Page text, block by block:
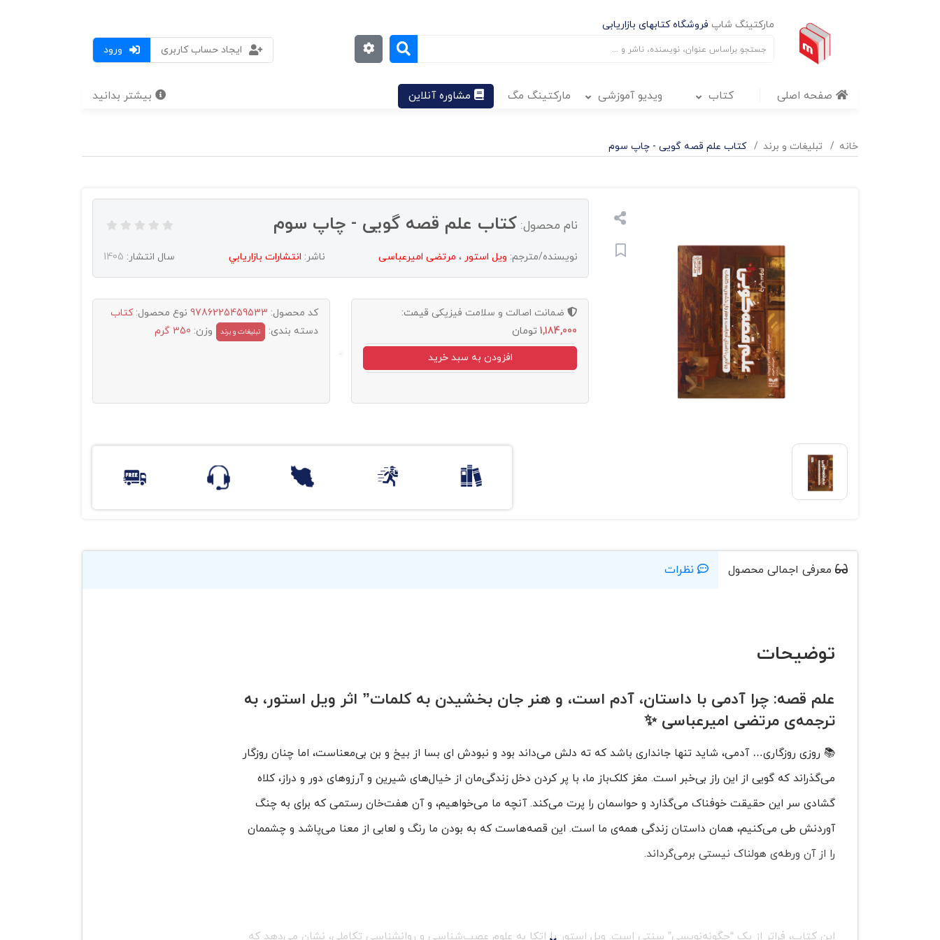
مارکتینگ شاپ فروشگاه کتابهای بازاریابی
ورود
ایجاد حساب کاربری
صفحه اصلی کتاب ویدیو آموزشی مارکتینگ مگ مشاوره آنلاین بیشتر بدانید
خانه تبليغات و برند کتاب علم قصه گویی - چاپ سوم
نام محصول: کتاب علم قصه گویی - چاپ سوم
نویسنده/مترجم: ویل استور ، مرتضی امیرعباسی ناشر: انتشارات بازاريابي سال انتشار: 1405
ضمانت اصالت و سلامت فیزیکی قیمت:
1,184,000 تومان
افزودن به سبد خرید
کد محصول: 9786225459533 نوع محصول:کتاب
دسته بندی:
تبليغات و برند وزن: 350 گرم
معرفی اجمالی محصول نظرات
توضیحات
علم قصه: چرا آدمی با داستان، آدم است، و هنر جان بخشیدن به کلمات” اثر ویل استور، به
ترجمه‌ی مرتضی امیرعباسی ✨
📚 روزی روزگاری… آدمی، شاید تنها جانداری باشد که ته دلش می‌داند بود و نبودش ای بسا از بیخ و بن بی‌معناست، اما چنان روزگار
می‌گذراند که گویی از این راز بی‌خبر است. مغز کلک‌باز ما، با پر کردن دخل زندگی‌مان از خیال‌های شیرین و آرزوهای دور و دراز، کلاه
گشادی سر این حقیقت خوفناک می‌گذارد و حواسمان را پرت می‌کند. آنچه ما می‌خواهیم، و آن هفت‌خان رستمی که برای به چنگ
آوردنش طی می‌کنیم، همان داستان زندگی همه‌ی ما است. این قصه‌هاست که به بودن ما رنگ و لعابی از معنا می‌پاشد و چشممان
را از آن ورطه‌ی هولناک نیستی برمی‌گرداند.
این کتاب، فراتر از یک “چگونه‌نویسی” سنتی است. ویل استور با اتکا به علوم عصب‌شناسی و روانشناسی تکاملی، نشان می‌دهد که